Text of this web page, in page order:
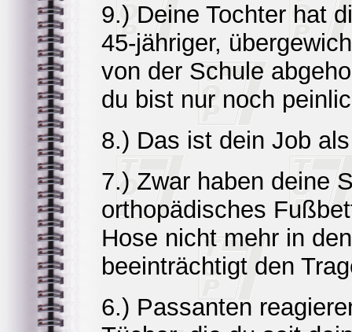
9.) Deine Tochter hat
45-jähriger,
von der Schule
du bist nur noch
8.) Das ist dein Job
7.) Zwar haben deine
orthopädisches
Hose nicht mehr in
beeinträchtigt den
6.) Passanten